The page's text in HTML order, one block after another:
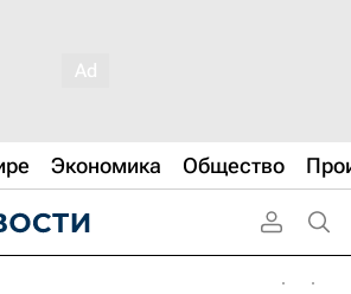
Экономика Общество